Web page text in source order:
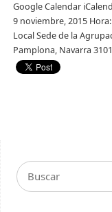
Google Calendar
9 noviembre, 2015
Local Sede de la
Pamplona, Navarra